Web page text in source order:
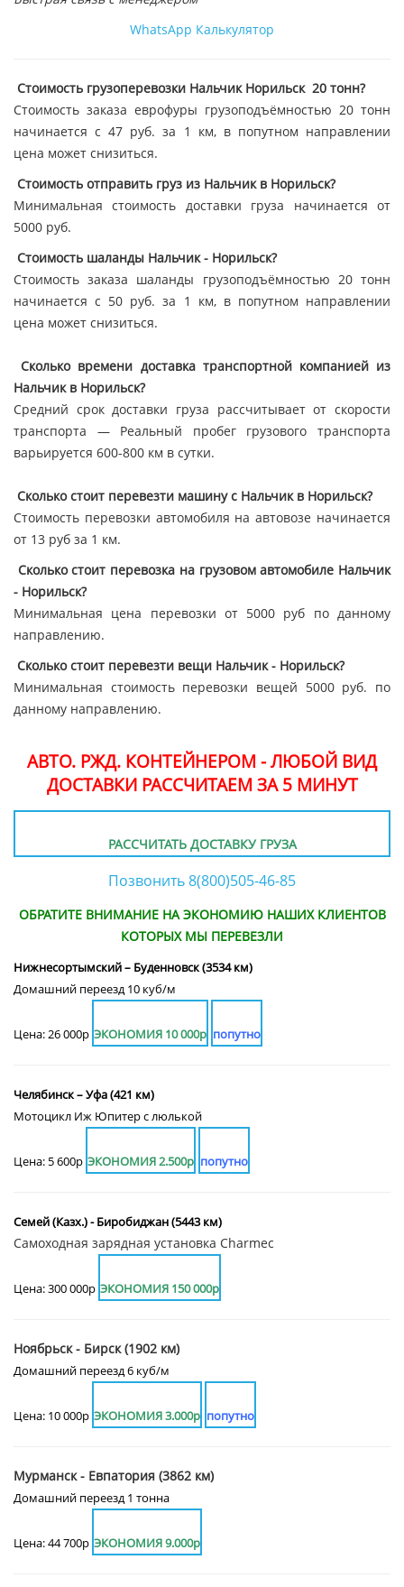
WhatsApp Калькулятор
Стоимость грузоперевозки Нальчик Норильск 20 тонн?
Стоимость заказа еврофуры грузоподъёмностью 20 тонн
начинается с 47 руб. за 1 км, в попутном направлении
цена может снизиться.
Стоимость отправить груз из Нальчик в Норильск?
Минимальная стоимость доставки груза начинается от
5000 руб.
Стоимость шаланды Нальчик - Норильск?
Стоимость заказа шаланды грузоподъёмностью 20 тонн
начинается с 50 руб. за 1 км, в попутном направлении
цена может снизиться.
Сколько времени доставка транспортной компанией из
Нальчик в Норильск?
Средний срок доставки груза рассчитывает от скорости
транспорта — Реальный пробег грузового транспорта
варьируется 600-800 км в сутки.
Сколько стоит перевезти машину с Нальчик в Норильск?
Стоимость перевозки автомобиля на автовозе начинается
от 13 руб за 1 км.
Сколько стоит перевозка на грузовом автомобиле Нальчик
- Норильск?
Минимальная цена перевозки от 5000 руб по данному
направлению.
Сколько стоит перевезти вещи Нальчик - Норильск?
Минимальная стоимость перевозки вещей 5000 руб. по
данному направлению.
АВТО. РЖД. КОНТЕЙНЕРОМ - ЛЮБОЙ ВИД
ДОСТАВКИ РАССЧИТАЕМ ЗА 5 МИНУТ
РАССЧИТАТЬ ДОСТАВКУ ГРУЗА
Позвонить 8(800)505-46-85
ОБРАТИТЕ ВНИМАНИЕ НА ЭКОНОМИЮ НАШИХ КЛИЕНТОВ
КОТОРЫХ МЫ ПЕРЕВЕЗЛИ
Нижнесортымский – Буденновск (3534 км)
Домашний переезд 10 куб/м
Цена: 26 000р ЭКОНОМИЯ 10 000р попутно
Челябинск – Уфа (421 км)
Мотоцикл Иж Юпитер с люлькой
Цена: 5 600р ЭКОНОМИЯ 2.500р попутно
Семей (Казх.) - Биробиджан (5443 км)
Самоходная зарядная установка Charmec
Цена: 300 000р ЭКОНОМИЯ 150 000р
Ноябрьск - Бирск (1902 км)
Домашний переезд 6 куб/м
Цена: 10 000р ЭКОНОМИЯ 3.000р попутно
Мурманск - Евпатория (3862 км)
Домашний переезд 1 тонна
Цена: 44 700р ЭКОНОМИЯ 9.000р